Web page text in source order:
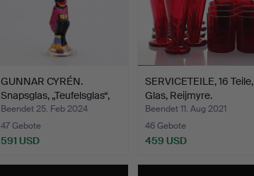
GUNNAR CYRÉN.
Snapsglas, „Teufelsglas“,
No…
Beendet 25. Feb 2024
47 Gebote
591 USD
SERVICETEILE, 16 Teile,
Glas, Reijmyre.
Beendet 11. Aug 2021
46 Gebote
459 USD